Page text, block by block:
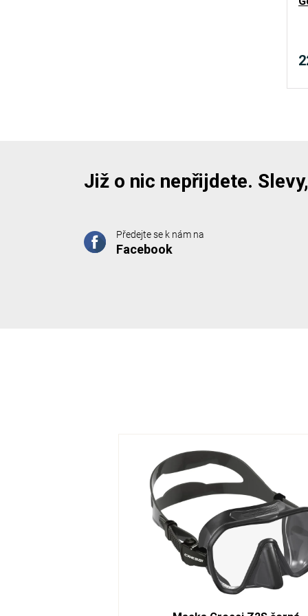
Již o nic nepřijdete.
Předejte se k nám na
Facebook